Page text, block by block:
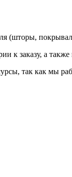
(шторы,
к заказу, а
так как